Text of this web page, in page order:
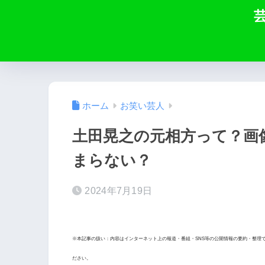
ホーム お笑い芸人
土田晃之の元相方って？
まらない？
2024年7月19日
※本記事の扱い：内容はインターネット上の報道・番組・SNS等の公開情報の要約・整
ださい。